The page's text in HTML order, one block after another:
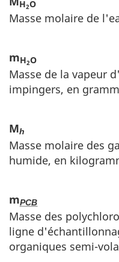
H2O
Masse molaire de
mH2O
Masse de la vapeur
impingers, en
Mh
Masse molaire des
humide, en
mPCB
Masse des
ligne
organiques semi-